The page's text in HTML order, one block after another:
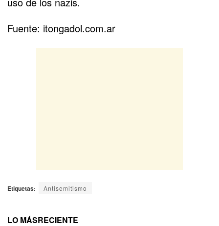
Fuente: itongadol.com.ar
Etiquetas: Antisemitismo
LO MÁSRECIENTE